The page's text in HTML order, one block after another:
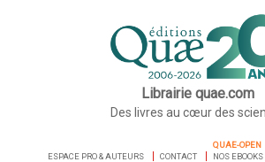
Librairie quae.com
Des livres au cœur des
ESPACE PRO & AUTEURS CONTACT
QUAE-OPEN
NOS